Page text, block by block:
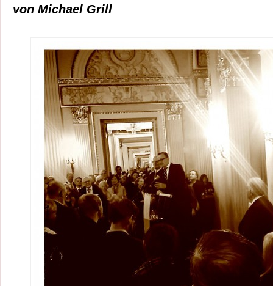
von Michael Grill